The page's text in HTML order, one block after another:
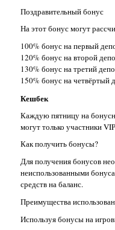
Поздравительный бонус
На этот бонус могут
100% бонус на первый
120% бонус на второй
130% бонус на третий
150% бонус на четвёртый
Кешбек
Каждую пятницу на
могут только участники
Как получить бонусы?
Для получения бонусов
неиспользованными
средств на баланс.
Преимущества
Используя бонусы на